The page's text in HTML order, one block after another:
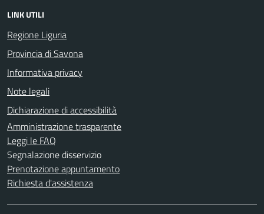
LINK UTILI
Regione Liguria
Provincia di Savona
Informativa privacy
Note legali
Dichiarazione di accessibilità
Amministrazione trasparente
Leggi le FAQ
Segnalazione disservizio
Prenotazione appuntamento
Richiesta d'assistenza